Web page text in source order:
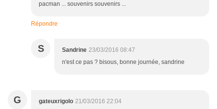
pacman ... souvenirs souvenirs ...
Répondre
S Sandrine 23/03/2016 08:47
n'est ce pas ? bisous, bonne journée, sandrine
G gateuxrigolo 21/03/2016 22:04